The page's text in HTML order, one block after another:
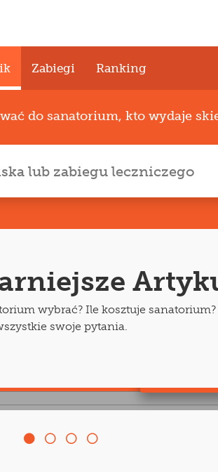
Zabiegi Ranking
do sanatorium, kto wydaje
wybrać? Ile kosztuje
swoje pytania.